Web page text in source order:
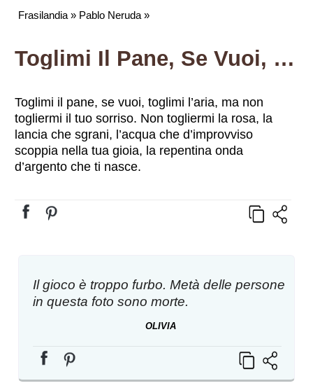
Frasilandia » Pablo Neruda »
Toglimi Il Pane, Se Vuoi, Toglimi L’aria, Ma Non Togliermi Il Tuo Sorriso. Non Togliermi La Rosa, La Lancia Che Sgrani, L’acqua Che D’improvviso Scoppia Nella Tua Gioia, La Repentina Onda D’argento Che Ti Nasce.
Toglimi il pane, se vuoi, toglimi l’aria, ma non
togliermi il tuo sorriso. Non togliermi la rosa, la
lancia che sgrani, l’acqua che d’improvviso
scoppia nella tua gioia, la repentina onda
d’argento che ti nasce.
Il gioco è troppo furbo. Metà delle persone
in questa foto sono morte.
OLIVIA